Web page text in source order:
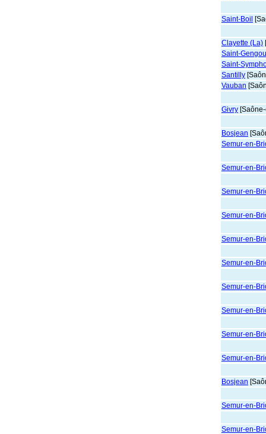
Saint-Boil
Clayette (La)
Saint-
Saint-
Santilly
Vauban
Givry
Bosjean
Semur-en-
Semur-en-
Semur-en-
Semur-en-
Semur-en-
Semur-en-
Semur-en-
Semur-en-
Semur-en-
Semur-en-
Bosjean
Semur-en-
Semur-en-